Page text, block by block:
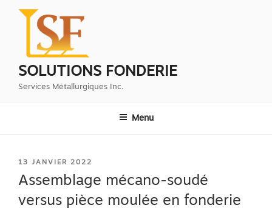
Aller
SOLUTIONS FONDERIE
Services Métallurgiques Inc.
Menu
PUBLIÉ
13 JANVIER 2022
Assemblage mécano-soudé
versus pièce moulée en fonderie